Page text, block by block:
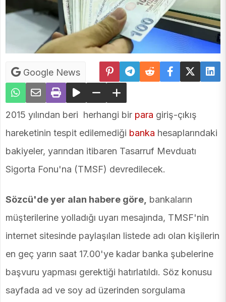
Google News
2015 yılından beri herhangi bir para giriş-çıkış
hareketinin tespit edilemediği banka hesaplarındaki
bakiyeler, yarından itibaren Tasarruf Mevduatı
Sigorta Fonu'na (TMSF) devredilecek.
Sözcü'de yer alan habere göre, bankaların
müşterilerine yolladığı uyarı mesajında, TMSF'nin
internet sitesinde paylaşılan listede adı olan kişilerin
en geç yarın saat 17.00'ye kadar banka şubelerine
başvuru yapması gerektiği hatırlatıldı. Söz konusu
sayfada ad ve soy ad üzerinden sorgulama